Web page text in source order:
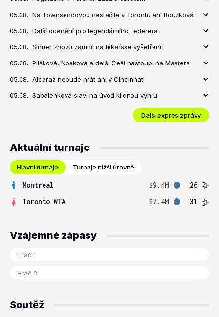
05.08. Na Townsendovou nestačila v Torontu ani Bouzková
05.08. Další ocenění pro legendárního Federera
05.08. Sinner znovu zamířil na lékařské vyšetření
05.08. Plíšková, Nosková a další Češi nastoupí na Masters
05.08. Alcaraz nebude hrát ani v Cincinnati
05.08. Sabalenková slaví na úvod klidnou výhru
Další expres zprávy
Aktuální turnaje
Hlavní turnaje Turnaje nižší úrovně
Montreal $9.4M
26
Toronto WTA
$7.4M 31
Vzájemné zápasy
Soutěž